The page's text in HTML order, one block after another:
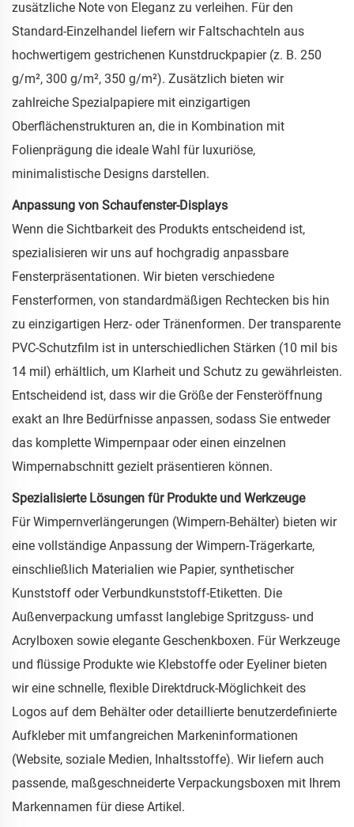
zusätzliche Note von Eleganz zu verleihen. Für den
Standard-Einzelhandel liefern wir Faltschachteln aus
hochwertigem gestrichenen Kunstdruckpapier (z. B. 250
g/m², 300 g/m², 350 g/m²). Zusätzlich bieten wir
zahlreiche Spezialpapiere mit einzigartigen
Oberflächenstrukturen an, die in Kombination mit
Folienprägung die ideale Wahl für luxuriöse,
minimalistische Designs darstellen.
Anpassung von Schaufenster-Displays
Wenn die Sichtbarkeit des Produkts entscheidend ist,
spezialisieren wir uns auf hochgradig anpassbare
Fensterpräsentationen. Wir bieten verschiedene
Fensterformen, von standardmäßigen Rechtecken bis hin
zu einzigartigen Herz- oder Tränenformen. Der transparente
PVC-Schutzfilm ist in unterschiedlichen Stärken (10 mil bis
14 mil) erhältlich, um Klarheit und Schutz zu gewährleisten.
Entscheidend ist, dass wir die Größe der Fensteröffnung
exakt an Ihre Bedürfnisse anpassen, sodass Sie entweder
das komplette Wimpernpaar oder einen einzelnen
Wimpernabschnitt gezielt präsentieren können.
Spezialisierte Lösungen für Produkte und Werkzeuge
Für Wimpernverlängerungen (Wimpern-Behälter) bieten wir
eine vollständige Anpassung der Wimpern-Trägerkarte,
einschließlich Materialien wie Papier, synthetischer
Kunststoff oder Verbundkunststoff-Etiketten. Die
Außenverpackung umfasst langlebige Spritzguss- und
Acrylboxen sowie elegante Geschenkboxen. Für Werkzeuge
und flüssige Produkte wie Klebstoffe oder Eyeliner bieten
wir eine schnelle, flexible Direktdruck-Möglichkeit des
Logos auf dem Behälter oder detaillierte benutzerdefinierte
Aufkleber mit umfangreichen Markeninformationen
(Website, soziale Medien, Inhaltsstoffe). Wir liefern auch
passende, maßgeschneiderte Verpackungsboxen mit Ihrem
Markennamen für diese Artikel.